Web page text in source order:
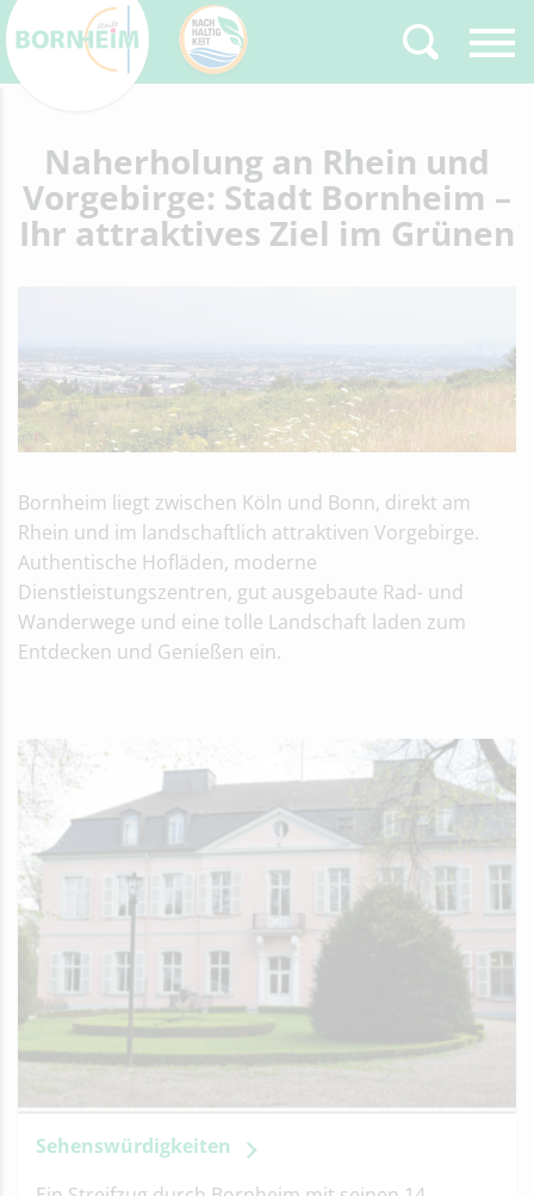
Zurück
Type 2 or more
characters for results.
Naherholung an Rhein und
Vorgebirge: Stadt Bornheim –
Ihr attraktives Ziel im Grünen
Bornheim liegt zwischen Köln und Bonn, direkt am
Rhein und im landschaftlich attraktiven Vorgebirge.
Authentische Hofläden, moderne
Dienstleistungszentren, gut ausgebaute Rad- und
Wanderwege und eine tolle Landschaft laden zum
Entdecken und Genießen ein.
Sehenswürdigkeiten